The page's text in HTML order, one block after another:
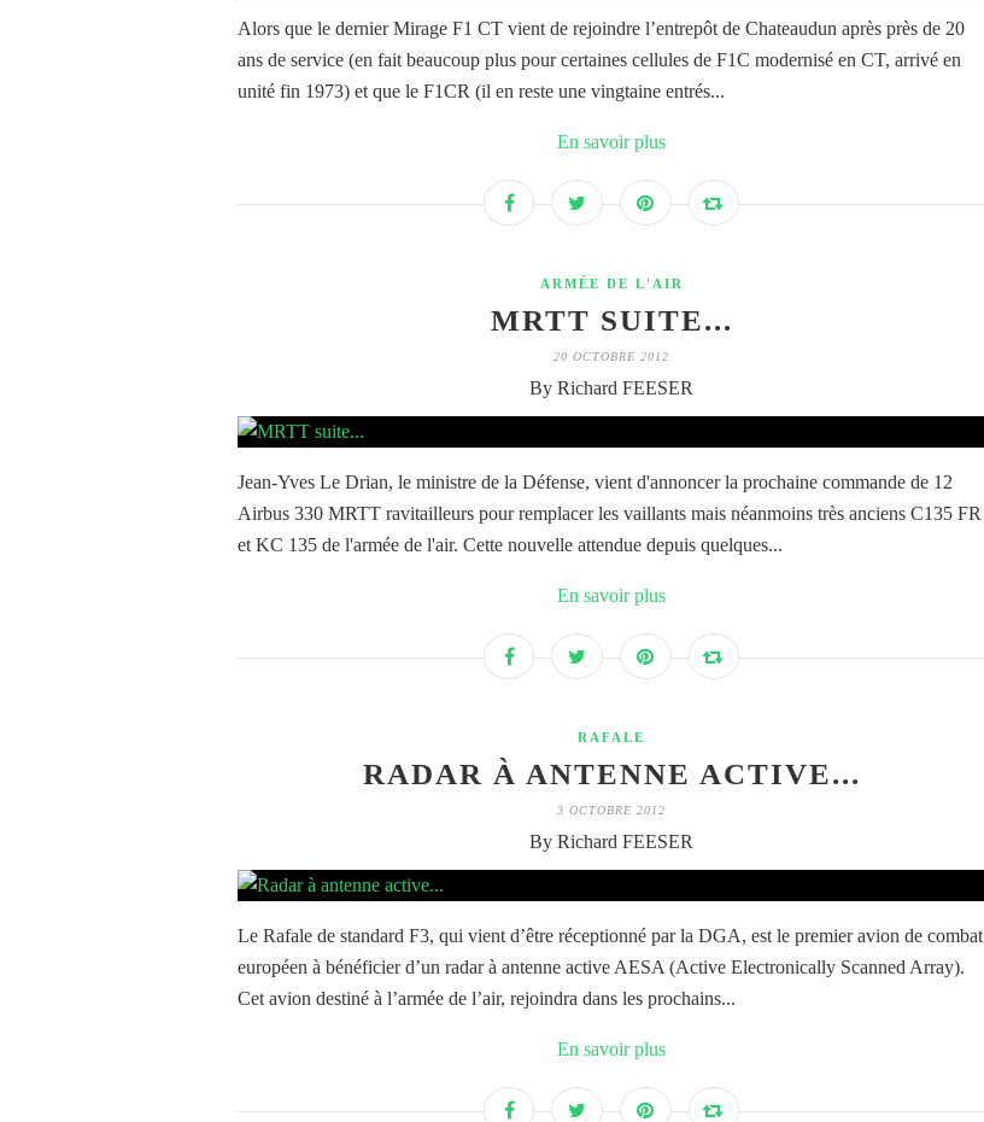
Alors que le dernier Mirage F1 CT vient de rejoindre l’entrepôt de Chateaudun après près de 20
ans de service (en fait beaucoup plus pour certaines cellules de F1C modernisé en CT, arrivé en
unité fin 1973) et que le F1CR (il en reste une vingtaine entrés...
En savoir plus
ARMÉE DE L'AIR
MRTT SUITE...
20 OCTOBRE 2012
By Richard FEESER
Jean-Yves Le Drian, le ministre de la Défense, vient d'annoncer la prochaine commande de 12
Airbus 330 MRTT ravitailleurs pour remplacer les vaillants mais néanmoins très anciens C135 FR
et KC 135 de l'armée de l'air. Cette nouvelle attendue depuis quelques...
En savoir plus
RAFALE
RADAR À ANTENNE ACTIVE...
3 OCTOBRE 2012
By Richard FEESER
Le Rafale de standard F3, qui vient d’être réceptionné par la DGA, est le premier avion de combat
européen à bénéficier d’un radar à antenne active AESA (Active Electronically Scanned Array).
Cet avion destiné à l’armée de l’air, rejoindra dans les prochains...
En savoir plus